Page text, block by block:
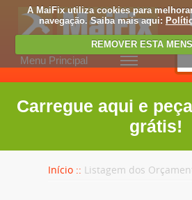
A MaiFix utiliza cookies para
navegação. Saiba mais aqui:
REMOVER ESTA
Menu Principal
Carregue aqui e
grátis!
Início :: Listagem dos